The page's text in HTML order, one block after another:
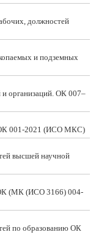
должностей
и подземных
организаций. ОК 007–
ОК 001-2021 (ИСО МКС)
высшей научной
ОК (МК (ИСО 3166) 004-
по образованию ОК